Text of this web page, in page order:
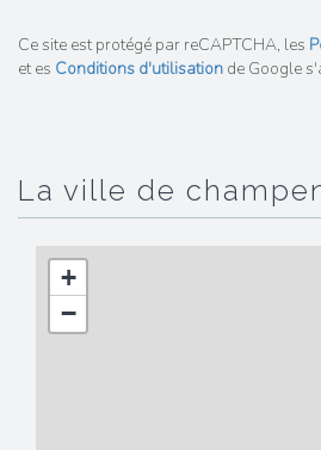
Ce site est protégé par reCAPTCHA, les
et es Conditions d'utilisation de Google
la ville de
+
−